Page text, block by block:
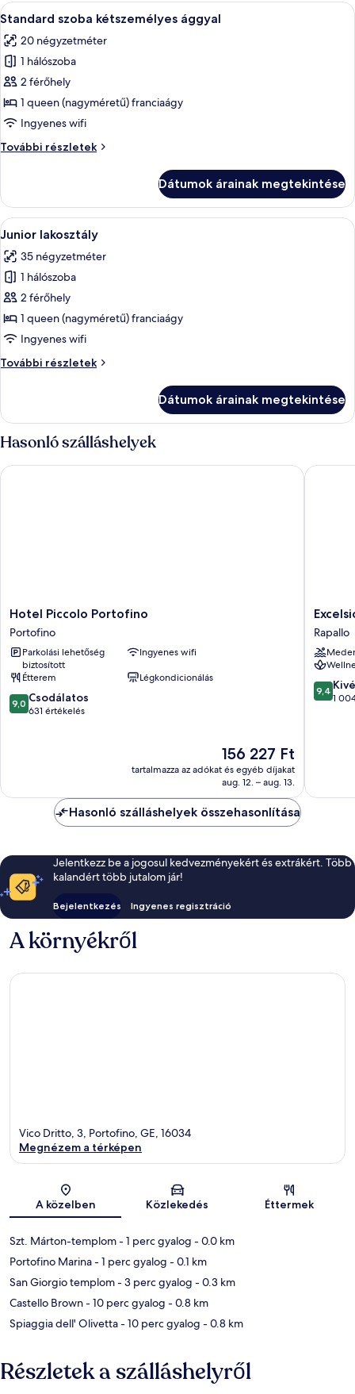
A
következő
szoba
összes
képének
megtekintése:
Standard
kétszemélyes
Egy hálószoba, amelyben található
7
Standard szoba kétszemélyes ággyal
20 négyzetméter
1 hálószoba
2 férőhely
1 queen (nagyméretű) franciaágy
Ingyenes wifi
További részletek
Standard
további
részletei
Dátumok árainak megtekintése
A
következő
szoba
összes
képének
megtekintése:
Junior
Egy tágas nappali, melyben fa
11
Junior lakosztály
35 négyzetméter
1 hálószoba
2 férőhely
1 queen (nagyméretű) franciaágy
Ingyenes wifi
További részletek
Junior
Dátumok árainak megtekintése
Hasonló szálláshelyek
Hotel
Piccolo
Portofino
Portofino
Hotel Piccolo Portofino
Portofino
Parkolási lehetőség
biztosított
Ingyenes wifi
Étterem
Légkondicionálás
9.0
ennyiből:
9,0 Csodálatos
631 értékelés
Az
ár
156 227 Ft
156 227 Ft
tartalmazza az adókat és egyéb díjakat
aug. 12. – aug. 13.
Hotel Piccolo Portofino
Palace
Coast
Rapallo
Rapallo
9.4
9,4
1
Hasonló szálláshelyek összehasonlítása
Jelentkezz be a jogosul kedvezményekért és extrákért. Több
kalandért több jutalom jár!
Bejelentkezés Ingyenes regisztráció
A környékről
Térkép
Vico Dritto, 3, Portofino, GE, 16034
Megnézem a térképen
A közelben Közlekedés Éttermek
Szt. Márton-templom- 1 perc gyalog - 0.0 km
Portofino Marina- 1 perc gyalog - 0.1 km
San Giorgio templom- 3 perc gyalog - 0.3 km
Castello Brown- 10 perc gyalog - 0.8 km
Spiaggia dell' Olivetta- 10 perc gyalog - 0.8 km
Részletek a szálláshelyről